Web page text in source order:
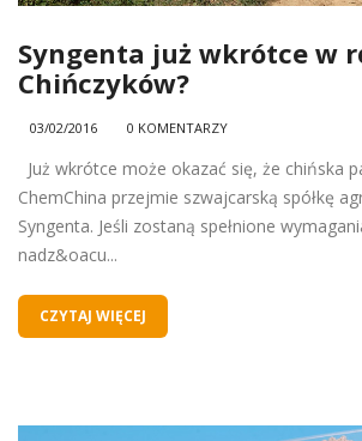
Syngenta już wkrótce w
Chińczyków?
03/02/2016 0 KOMENTARZY
Już wkrótce może okazać się, że chińska
ChemChina przejmie szwajcarską spółkę
Syngenta. Jeśli zostaną spełnione
nadz&oacu...
CZYTAJ WIĘCEJ